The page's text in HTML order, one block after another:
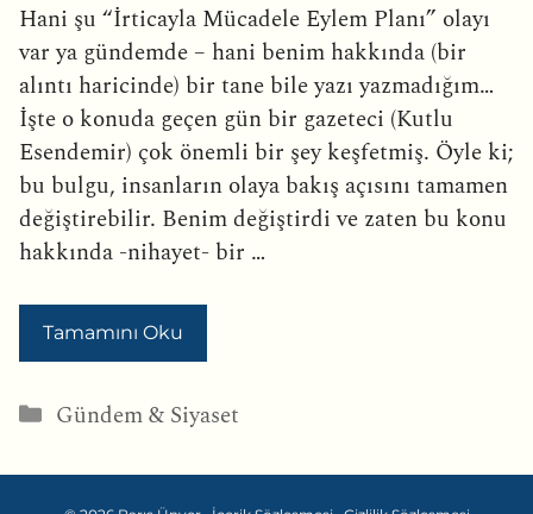
Hani şu “İrticayla Mücadele Eylem Planı” olayı
var ya gündemde – hani benim hakkında (bir
alıntı haricinde) bir tane bile yazı yazmadığım…
İşte o konuda geçen gün bir gazeteci (Kutlu
Esendemir) çok önemli bir şey keşfetmiş. Öyle ki;
bu bulgu, insanların olaya bakış açısını tamamen
değiştirebilir. Benim değiştirdi ve zaten bu konu
hakkında -nihayet- bir …
Tamamını Oku
Kategoriler
Gündem & Siyaset